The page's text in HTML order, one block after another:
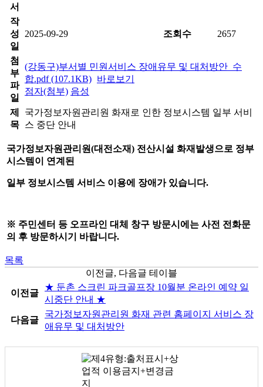
서
작
성
일
2025-09-29 조회수 2657
첨
부
파
일
(강동구)부서별 민원서비스 장애유무 및 대처방안_수
합.pdf (107.1KB) 바로보기
점자(첨부) 음성
제
목
국가정보자원관리원 화재로 인한 정보시스템 일부 서비
스 중단 안내
국가정보자원관리원(대전소재) 전산시설 화재발생으로 정부
시스템이 연계된
일부 정보시스템 서비스 이용에 장애가 있습니다.
※ 주민센터 등 오프라인 대체 창구 방문시에는 사전 전화문
의 후 방문하시기 바랍니다.
목록
이전글, 다음글 테이블
이전글
★ 둔촌 스크린 파크골프장 10월분 온라인 예약 일
시중단 안내 ★
다음글
국가정보자원관리원 화재 관련 홈페이지 서비스 장
애유무 및 대처방안